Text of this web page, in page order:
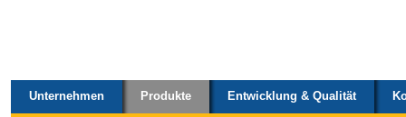
Inhalt
Unternehmen Produkte Entwicklung & Qualität